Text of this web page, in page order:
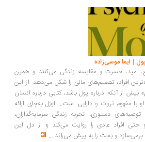
موسی‌زاده
حسرت و مقایسه زندگی می‌کنند و همین
تصمیم‌های مالی را شکل می‌دهد. از این
درباره پول باشد، کتابی درباره انسان
ثروت و دارایی است... اوزل به‌جای ارائه
دستوری، تجربه زندگی سرمایه‌گذاران،
افراد عادی را روایت می‌کند و از دل این
و بحث را به پیش می‌راند ...